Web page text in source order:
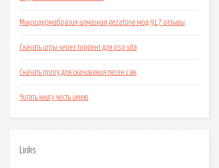
Микродермабразия алмазная gezatone мод 917 отзывы
Скачать игры через торрент для psp vita
Скачать прогу для скачивания песен с вк
Читать книгу честь имею
Links